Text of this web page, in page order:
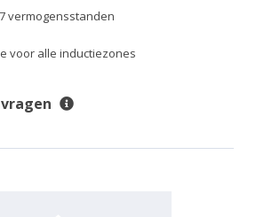
vermogensstanden
voor alle inductiezones